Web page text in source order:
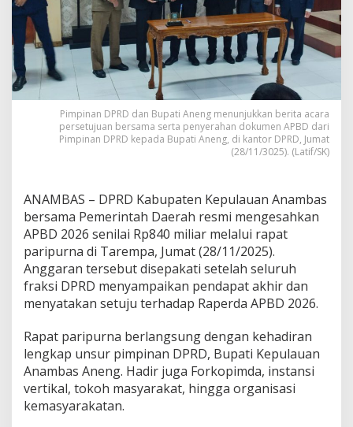
s
2
2
6
b
e
s
p
8
4
0
M
i
i
a
,
F
o
k
u
Pimpinan DPRD dan Bupati Aneng menunjukkan berita acara
persetujuan bersama serta penyerahan dokumen APBD dari
Pimpinan DPRD kepada Bupati Aneng, di kantor DPRD, Jumat
(28/11/3025). (Latif/SK)
ANAMBAS – DPRD Kabupaten Kepulauan Anambas
bersama Pemerintah Daerah resmi mengesahkan
APBD 2026 senilai Rp840 miliar melalui rapat
paripurna di Tarempa, Jumat (28/11/2025).
Anggaran tersebut disepakati setelah seluruh
fraksi DPRD menyampaikan pendapat akhir dan
menyatakan setuju terhadap Raperda APBD 2026.
Rapat paripurna berlangsung dengan kehadiran
lengkap unsur pimpinan DPRD, Bupati Kepulauan
Anambas Aneng. Hadir juga Forkopimda, instansi
vertikal, tokoh masyarakat, hingga organisasi
kemasyarakatan.